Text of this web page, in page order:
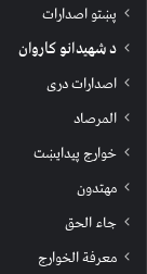
پښتو اصدارات
د شهیدانو کاروان
اصدارات دری
المرصاد
خوارج پیدایښت
مهتدون
جاء الحق
معرفة الخوارج